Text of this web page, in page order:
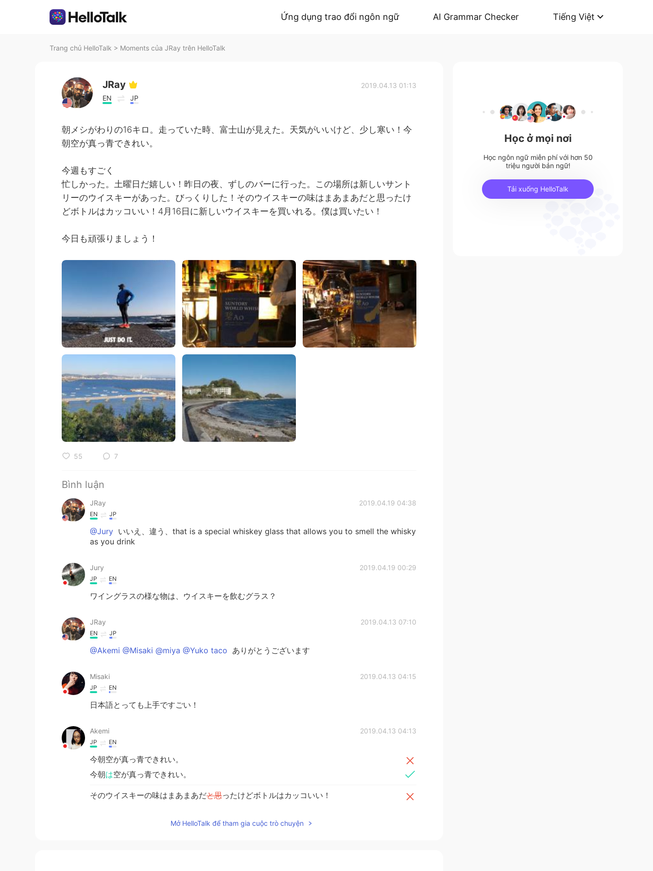
Ứng dụng trao đổi ngôn ngữ AI Grammar Checker Tiếng Việt
Trang chủ HelloTalk > Moments của JRay trên HelloTalk
JRay
EN JP
2019.04.13 01:13
朝メシがわりの16キロ。走っていた時、富士山が見えた。天気がいいけど、少し寒い！今
朝空が真っ青できれい。
今週もすごく
忙しかった。土曜日だ嬉しい！昨日の夜、ずしのバーに行った。この場所は新しいサント
リーのウイスキーがあった。びっくりした！そのウイスキーの味はまあまあだと思ったけ
どボトルはカッコいい！4月16日に新しいウイスキーを買いれる。僕は買いたい！
今日も頑張りましょう！
55 7
Bình luận
JRay 2019.04.19 04:38
EN JP
@Jury いいえ、違う、that is a special whiskey glass that allows you to smell the whisky
as you drink
Jury 2019.04.19 00:29
JP EN
ワイングラスの様な物は、ウイスキーを飲むグラス？
JRay 2019.04.13 07:10
EN JP
@Akemi @Misaki @miya @Yuko taco ありがとうございます
Misaki 2019.04.13 04:15
JP EN
日本語とっても上手ですごい！
Akemi 2019.04.13 04:13
JP EN
今朝空が真っ青できれい。
今朝は空が真っ青できれい。
そのウイスキーの味はまあまあだと思ったけどボトルはカッコいい！
Mở HelloTalk để tham gia cuộc trò chuyện
Học ở mọi nơi
Học ngôn ngữ miễn phí với hơn 50
triệu người bản ngữ!
Tải xuống HelloTalk